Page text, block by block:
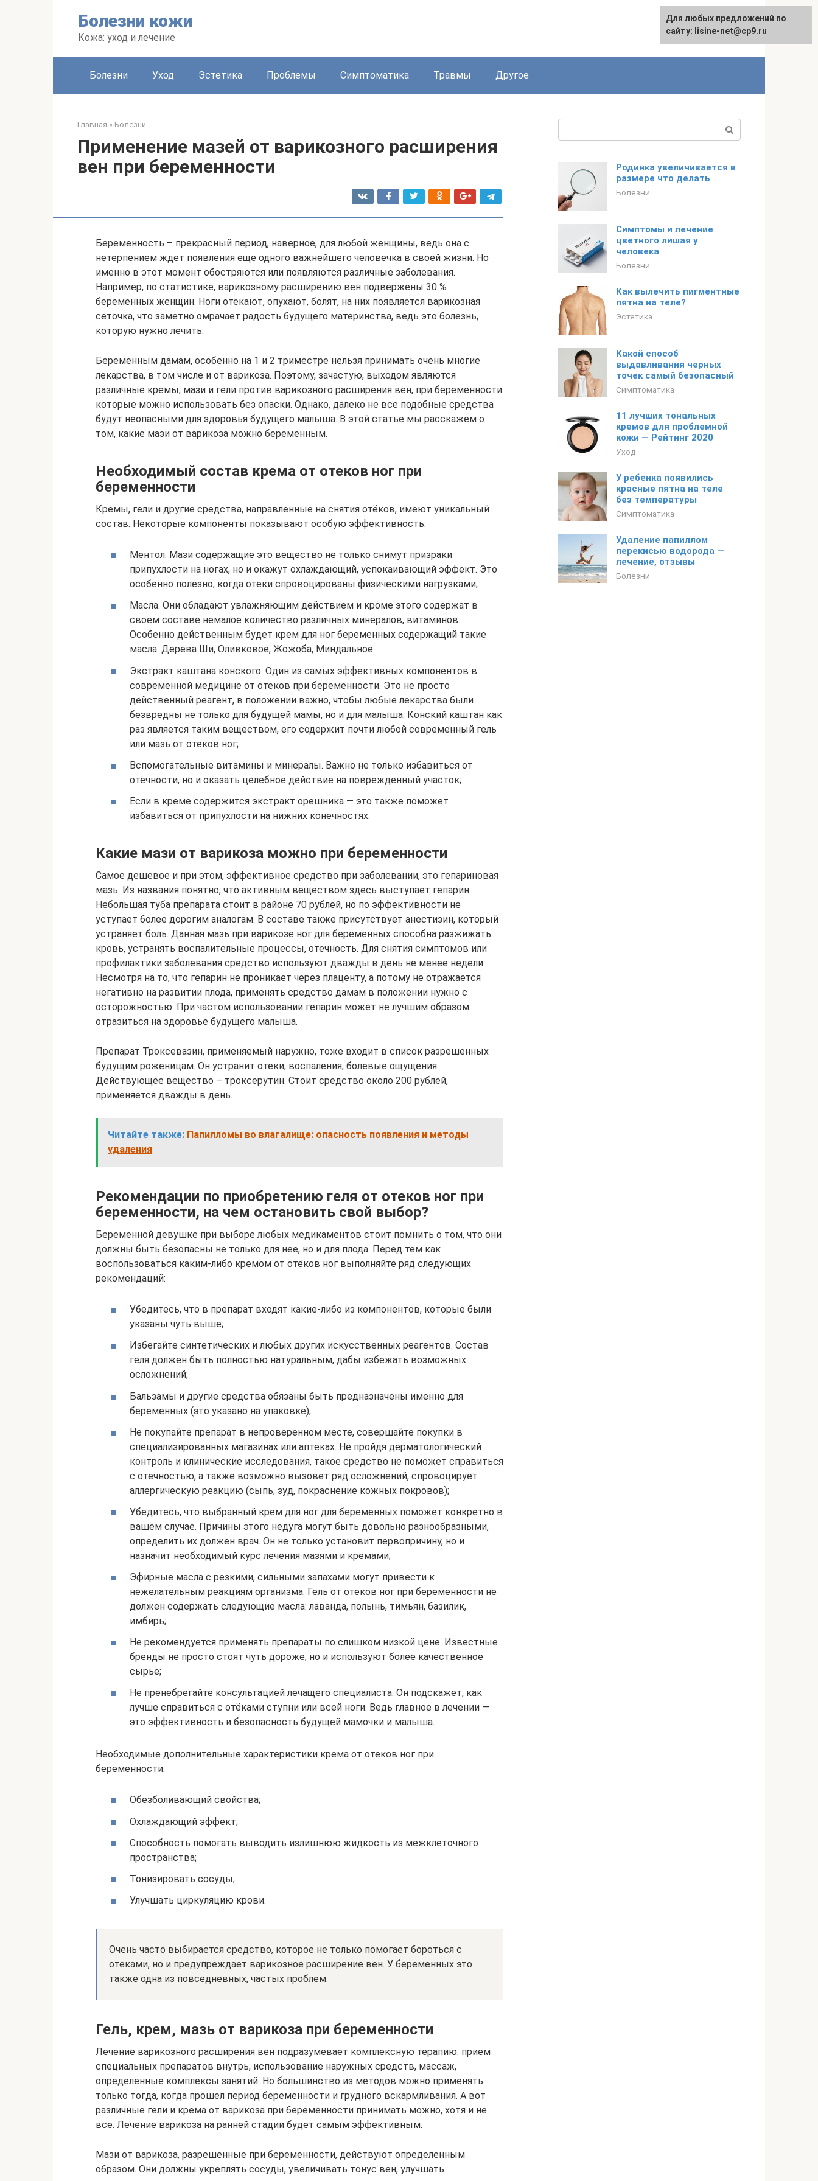
Болезни кожи
Кожа: уход и лечение
Болезни Уход Эстетика Проблемы Симптоматика Травмы Другое
Главная » Болезни
Применение мазей от варикозного расширения
вен при беременности
Беременность – прекрасный период, наверное, для любой женщины, ведь она с
нетерпением ждет появления еще одного важнейшего человечка в своей жизни. Но
именно в этот момент обостряются или появляются различные заболевания.
Например, по статистике, варикозному расширению вен подвержены 30 %
беременных женщин. Ноги отекают, опухают, болят, на них появляется варикозная
сеточка, что заметно омрачает радость будущего материнства, ведь это болезнь,
которую нужно лечить.
Беременным дамам, особенно на 1 и 2 триместре нельзя принимать очень многие
лекарства, в том числе и от варикоза. Поэтому, зачастую, выходом являются
различные кремы, мази и гели против варикозного расширения вен, при беременности
которые можно использовать без опаски. Однако, далеко не все подобные средства
будут неопасными для здоровья будущего малыша. В этой статье мы расскажем о
том, какие мази от варикоза можно беременным.
Необходимый состав крема от отеков ног при
беременности
Кремы, гели и другие средства, направленные на снятия отёков, имеют уникальный
состав. Некоторые компоненты показывают особую эффективность:
Ментол. Мази содержащие это вещество не только снимут призраки
припухлости на ногах, но и окажут охлаждающий, успокаивающий эффект. Это
особенно полезно, когда отеки спровоцированы физическими нагрузками;
Масла. Они обладают увлажняющим действием и кроме этого содержат в
своем составе немалое количество различных минералов, витаминов.
Особенно действенным будет крем для ног беременных содержащий такие
масла: Дерева Ши, Оливковое, Жожоба, Миндальное.
Экстракт каштана конского. Один из самых эффективных компонентов в
современной медицине от отеков при беременности. Это не просто
действенный реагент, в положении важно, чтобы любые лекарства были
безвредны не только для будущей мамы, но и для малыша. Конский каштан как
раз является таким веществом, его содержит почти любой современный гель
или мазь от отеков ног;
Вспомогательные витамины и минералы. Важно не только избавиться от
отёчности, но и оказать целебное действие на поврежденный участок;
Если в креме содержится экстракт орешника — это также поможет
избавиться от припухлости на нижних конечностях.
Какие мази от варикоза можно при беременности
Самое дешевое и при этом, эффективное средство при заболевании, это гепариновая
мазь. Из названия понятно, что активным веществом здесь выступает гепарин.
Небольшая туба препарата стоит в районе 70 рублей, но по эффективности не
уступает более дорогим аналогам. В составе также присутствует анестизин, который
устраняет боль. Данная мазь при варикозе ног для беременных способна разжижать
кровь, устранять воспалительные процессы, отечность. Для снятия симптомов или
профилактики заболевания средство используют дважды в день не менее недели.
Несмотря на то, что гепарин не проникает через плаценту, а потому не отражается
негативно на развитии плода, применять средство дамам в положении нужно с
осторожностью. При частом использовании гепарин может не лучшим образом
отразиться на здоровье будущего малыша.
Препарат Троксевазин, применяемый наружно, тоже входит в список разрешенных
будущим роженицам. Он устранит отеки, воспаления, болевые ощущения.
Действующее вещество – троксерутин. Стоит средство около 200 рублей,
применяется дважды в день.
Читайте также: Папилломы во влагалище: опасность появления и методы
удаления
Рекомендации по приобретению геля от отеков ног при
беременности, на чем остановить свой выбор?
Беременной девушке при выборе любых медикаментов стоит помнить о том, что они
должны быть безопасны не только для нее, но и для плода. Перед тем как
воспользоваться каким-либо кремом от отёков ног выполняйте ряд следующих
рекомендаций:
Убедитесь, что в препарат входят какие-либо из компонентов, которые были
указаны чуть выше;
Избегайте синтетических и любых других искусственных реагентов. Состав
геля должен быть полностью натуральным, дабы избежать возможных
осложнений;
Бальзамы и другие средства обязаны быть предназначены именно для
беременных (это указано на упаковке);
Не покупайте препарат в непроверенном месте, совершайте покупки в
специализированных магазинах или аптеках. Не пройдя дерматологический
контроль и клинические исследования, такое средство не поможет справиться
с отечностью, а также возможно вызовет ряд осложнений, спровоцирует
аллергическую реакцию (сыпь, зуд, покраснение кожных покровов);
Убедитесь, что выбранный крем для ног для беременных поможет конкретно в
вашем случае. Причины этого недуга могут быть довольно разнообразными,
определить их должен врач. Он не только установит первопричину, но и
назначит необходимый курс лечения мазями и кремами;
Эфирные масла с резкими, сильными запахами могут привести к
нежелательным реакциям организма. Гель от отеков ног при беременности не
должен содержать следующие масла: лаванда, полынь, тимьян, базилик,
имбирь;
Не рекомендуется применять препараты по слишком низкой цене. Известные
бренды не просто стоят чуть дороже, но и используют более качественное
сырье;
Не пренебрегайте консультацией лечащего специалиста. Он подскажет, как
лучше справиться с отёками ступни или всей ноги. Ведь главное в лечении —
это эффективность и безопасность будущей мамочки и малыша.
Необходимые дополнительные характеристики крема от отеков ног при
беременности:
Обезболивающий свойства;
Охлаждающий эффект;
Способность помогать выводить излишнюю жидкость из межклеточного
пространства;
Тонизировать сосуды;
Улучшать циркуляцию крови.
Очень часто выбирается средство, которое не только помогает бороться с
отеками, но и предупреждает варикозное расширение вен. У беременных это
также одна из повседневных, частых проблем.
Гель, крем, мазь от варикоза при беременности
Лечение варикозного расширения вен подразумевает комплексную терапию: прием
специальных препаратов внутрь, использование наружных средств, массаж,
определенные комплексы занятий. Но большинство из методов можно применять
только тогда, когда прошел период беременности и грудного вскармливания. А вот
различные гели и крема от варикоза при беременности принимать можно, хотя и не
все. Лечение варикоза на ранней стадии будет самым эффективным.
Мази от варикоза, разрешенные при беременности, действуют определенным
образом. Они должны укреплять сосуды, увеличивать тонус вен, улучшать
Родинка увеличивается в
размере что делать
Болезни
Симптомы и лечение
цветного лишая у
человека
Болезни
Как вылечить пигментные
пятна на теле?
Эстетика
Какой способ
выдавливания черных
точек самый безопасный
Симптоматика
11 лучших тональных
кремов для проблемной
кожи — Рейтинг 2020
Уход
У ребенка появились
красные пятна на теле
без температуры
Симптоматика
Удаление папиллом
перекисью водорода —
лечение, отзывы
Болезни
Для любых предложений по
сайту: lisine-net@cp9.ru